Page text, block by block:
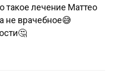
такое лечение Маттео
не врачебное😅